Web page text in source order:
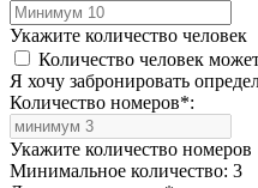
Укажите количество человек
Количество человек
Я хочу забронировать
Количество номеров*:
Укажите количество номеров
Минимальное количество: 3